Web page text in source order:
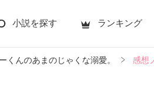
小説を探す ランキング
くんのあまのじゃくな溺愛。 感想